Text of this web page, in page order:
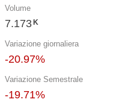
Volume
7.173 K
Variazione giornaliera
-20.97%
Variazione Semestrale
-19.71%